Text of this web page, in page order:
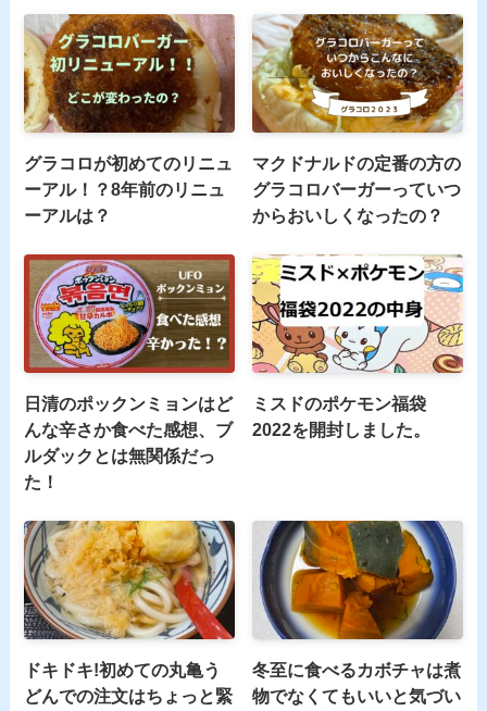
グラコロが初めてのリニュ
ーアル！？8年前のリニュ
ーアルは？
マクドナルドの定番の方の
グラコロバーガーっていつ
からおいしくなったの？
日清のポックンミョンはど
んな辛さか食べた感想、ブ
ルダックとは無関係だっ
た！
ミスドのポケモン福袋
2022を開封しました。
ドキドキ!初めての丸亀う
どんでの注文はちょっと緊
冬至に食べるカボチャは煮
物でなくてもいいと気づい